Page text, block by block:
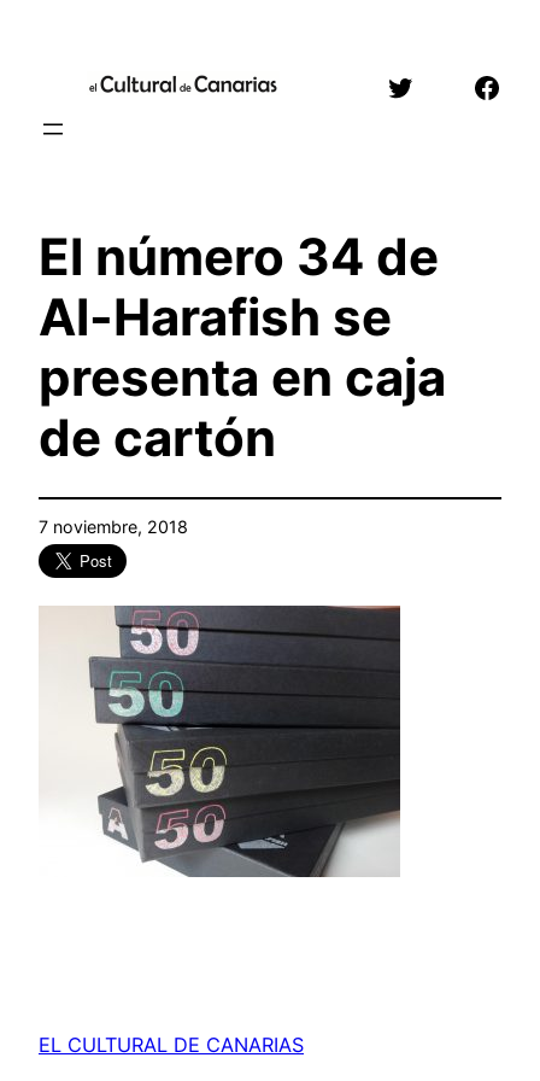
contenido
Twitter
El número 34 de
Al-Harafish se
presenta en caja
de cartón
7 noviembre, 2018
EL CULTURAL DE CANARIAS